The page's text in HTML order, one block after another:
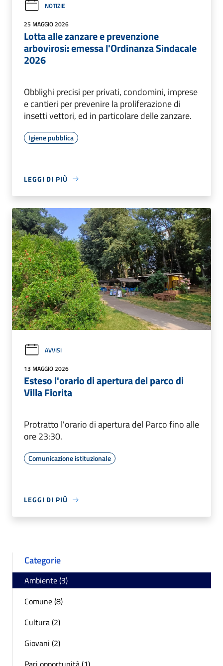
NOTIZIE
25 MAGGIO 2026
Lotta alle zanzare e prevenzione
arbovirosi: emessa l'Ordinanza Sindacale
2026
Obblighi precisi per privati, condomini, imprese
e cantieri per prevenire la proliferazione di
insetti vettori, ed in particolare delle zanzare.
Igiene pubblica
LEGGI DI PIÙ
AVVISI
13 MAGGIO 2026
Esteso l'orario di apertura del parco di
Villa Fiorita
Protratto l'orario di apertura del Parco fino alle
ore 23:30.
Comunicazione istituzionale
LEGGI DI PIÙ
Categorie
Ambiente (3)
Comune (8)
Cultura (2)
Giovani (2)